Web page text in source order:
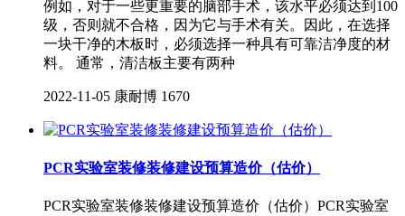
例如，对于一些更重要的脑部手术，该水平必须达到100
级，否则就不合格，因为它与手术有关。因此，在选择
一块干净的木板时，必须选择一种具有可靠洁净度的材
料。 通常，清洁板主要有两种
2022-11-05 康耐博 1670
PCR实验室装修装修建设预算造价（估价）
PCR实验室装修装修建设预算造价（估价）PCR实验室